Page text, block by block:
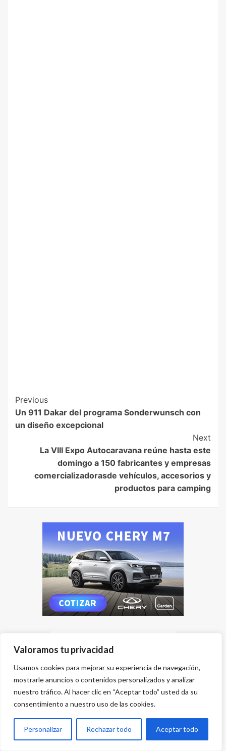
Valoramos tu privacidad
Usamos cookies para mejorar su experiencia de navegación,
mostrarle anuncios o contenidos personalizados y analizar
nuestro tráfico. Al hacer clic en “Aceptar todo” usted da su
consentimiento a nuestro uso de las cookies.
Personalizar Rechazar todo Aceptar todo
Previous
Un 911 Dakar del programa Sonderwunsch con
un diseño excepcional
Next
La VIII Expo Autocaravana reúne hasta este
domingo a 150 fabricantes y empresas
comercializadorasde vehículos, accesorios y
productos para camping